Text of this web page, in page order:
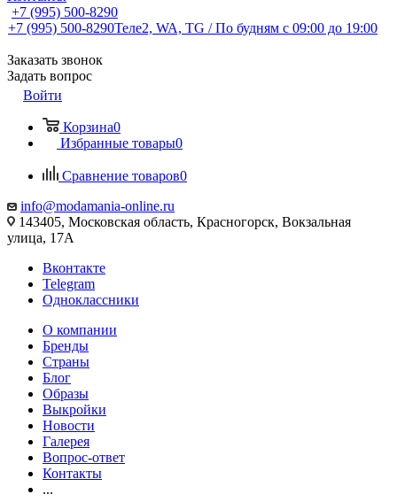
+7 (995) 500-8290
+7 (995) 500-8290Теле2, WA, TG / По будням c 09:00 до 19:00
Заказать звонок
Задать вопрос
Войти
Корзина0
Избранные товары0
Сравнение товаров0
info@modamania-online.ru
143405, Московская область, Красногорск, Вокзальная
улица, 17А
Вконтакте
Telegram
Одноклассники
О компании
Бренды
Страны
Блог
Образы
Выкройки
Новости
Галерея
Вопрос-ответ
Контакты
...